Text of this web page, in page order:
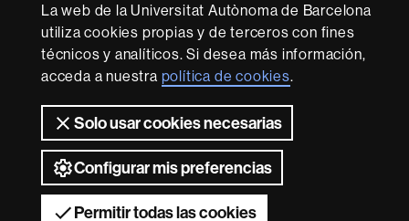
La web de la Universitat Autònoma de Barcelona
utiliza cookies propias y de terceros con fines
técnicos y analíticos. Si desea más información,
acceda a nuestra política de cookies.
Solo usar cookies necesarias
Configurar mis preferencias
Permitir todas las cookies
Somos una universidad líder que imparte una docencia
de calidad, diversificada, multidisciplinaria y flexible,
adecuada a las necesidades de la sociedad y adaptada a
los nuevos modelos de la Europa del conocimiento. La
UAB es reconocida internacionalmente por la calidad y el
carácter innovador de su investigación.
2026 Universitat Autònoma de Barcelona